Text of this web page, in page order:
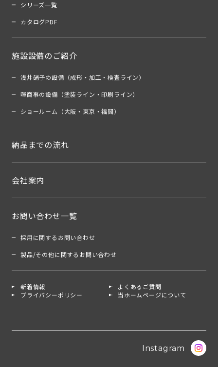
シリーズ一覧
カタログPDF
施設設備のご紹介
浅井硝子の設備（成形・加工・検査ライン）
暉商事の設備（塗装ライン・印刷ライン）
ショールーム（大阪・東京・福岡）
納品までの流れ
会社案内
お問い合わせ一覧
採用に関するお問い合わせ
製品/その他に関するお問い合わせ
新着情報
よくあるご質問
プライバシーポリシー
当ホームページについて
Instagram